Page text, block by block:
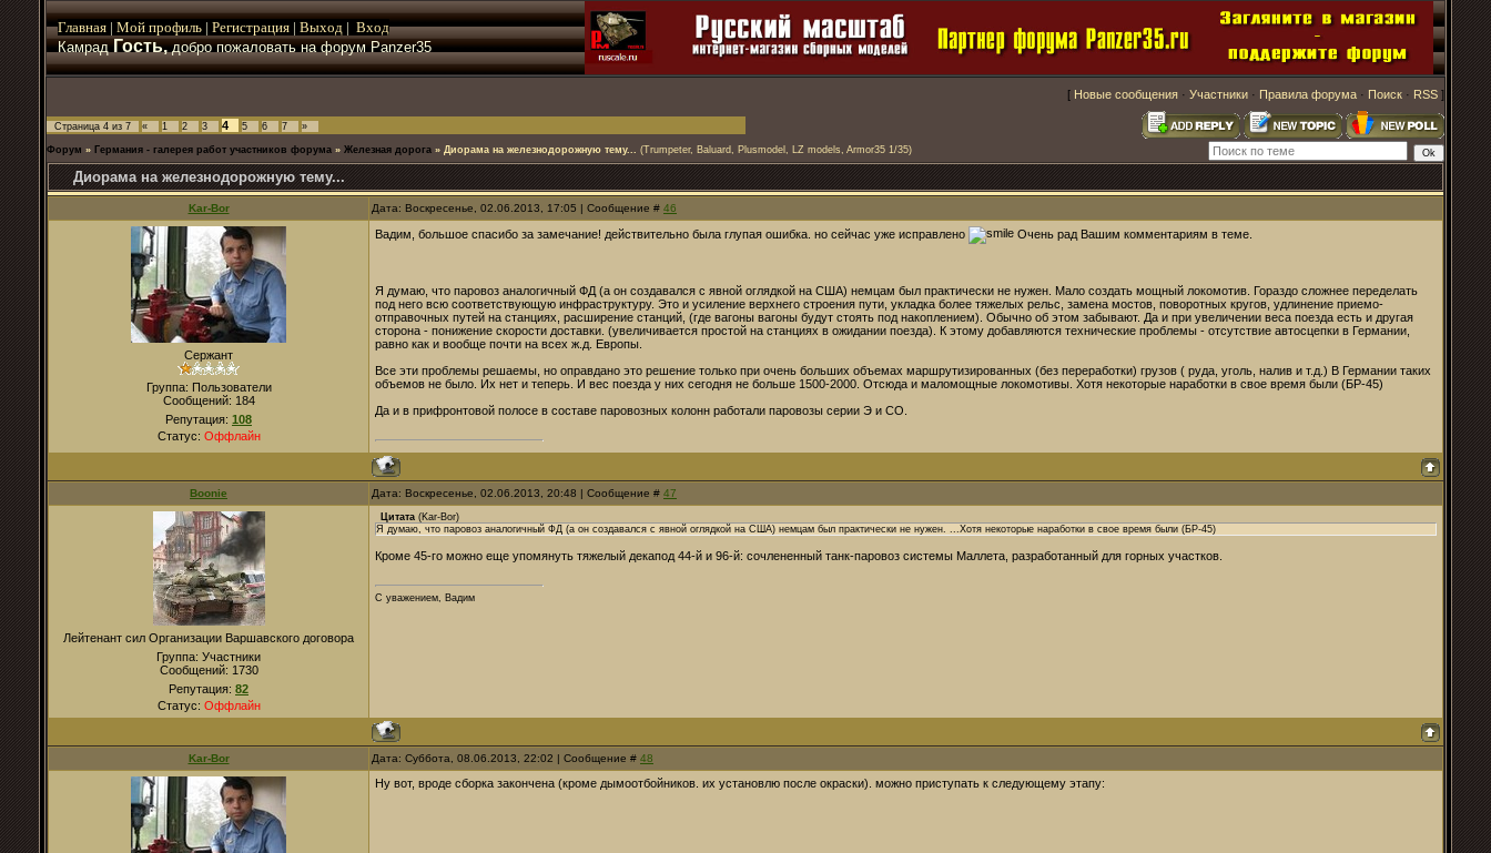
Главная | Мой профиль | Регистрация | Выход | Вход
КамрадГость,добро пожаловать на форум Panzer35
[ Новые сообщения · Участники · Правила форума · Поиск · RSS ]
Страница 4 из 7 « 1 2 3 4 5 6 7 »
Форум » Германия - галерея работ участников форума » Железная дорога » Диорама на железнодорожную тему... (Trumpeter, Baluard, Plusmodel, LZ models, Armor35 1/35)
Диорама на железнодорожную тему...
Kar-Bor Дата: Воскресенье, 02.06.2013, 17:05 | Сообщение # 46
Сержант
Группа: Пользователи
Сообщений: 184
Репутация: 108
Статус: Оффлайн
Вадим, большое спасибо за замечание! действительно была глупая ошибка. но сейчас уже исправлено Очень рад Вашим комментариям в теме.
Я думаю, что паровоз аналогичный ФД (а он создавался с явной оглядкой на США) немцам был практически не нужен. Мало создать мощный локомотив. Гораздо сложнее переделать
под него всю соответствующую инфраструктуру. Это и усиление верхнего строения пути, укладка более тяжелых рельс, замена мостов, поворотных кругов, удлинение приемо-
отправочных путей на станциях, расширение станций, (где вагоны вагоны будут стоять под накоплением). Обычно об этом забывают. Да и при увеличении веса поезда есть и другая
сторона - понижение скорости доставки. (увеличивается простой на станциях в ожидании поезда). К этому добавляются технические проблемы - отсутствие автосцепки в Германии,
равно как и вообще почти на всех ж.д. Европы.
Все эти проблемы решаемы, но оправдано это решение только при очень больших объемах маршрутизированных (без переработки) грузов ( руда, уголь, налив и т.д.) В Германии таких
объемов не было. Их нет и теперь. И вес поезда у них сегодня не больше 1500-2000. Отсюда и маломощные локомотивы. Хотя некоторые наработки в свое время были (БР-45)
Да и в прифронтовой полосе в составе паровозных колонн работали паровозы серии Э и СО.
Boonie Дата: Воскресенье, 02.06.2013, 20:48 | Сообщение # 47
Лейтенант сил Организации Варшавского договора
Группа: Участники
Сообщений: 1730
Репутация: 82
Статус: Оффлайн
Цитата (Kar-Bor)
Я думаю, что паровоз аналогичный ФД (а он создавался с явной оглядкой на США) немцам был практически не нужен. ...Хотя некоторые наработки в свое время были (БР-45)
Кроме 45-го можно еще упомянуть тяжелый декапод 44-й и 96-й: сочлененный танк-паровоз системы Маллета, разработанный для горных участков.
С уважением, Вадим
Kar-Bor Дата: Суббота, 08.06.2013, 22:02 | Сообщение # 48
Ну вот, вроде сборка закончена (кроме дымоотбойников. их установлю после окраски). можно приступать к следующему этапу: